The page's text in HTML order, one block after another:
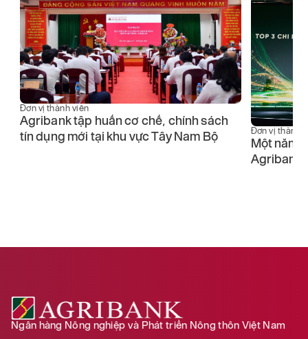
Đơn vị thành viên
Agribank tập huấn cơ chế, chính sách
tín dụng mới tại khu vực Tây Nam Bộ
Đơn vị thành
Một năm
Agribank
Ngân hàng Nông nghiệp và Phát triển Nông thôn Việt Nam